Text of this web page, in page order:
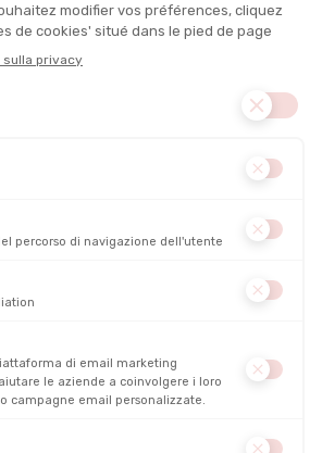
ottobre. Per un periodo dato per probabile
è in piena forma e conta di mettere a
Outdoor
Ben Kervévan
scorso (39ª posizione), si lancia su
trail del mondo
con l'obiettivo di entrare
grandi assenti sono
Katie Schide
di dolori alla schiena e alla gamba
States + UTMB nel 2025. Ecco
giocarsi la vittorianonostante un
leggenda del trail Courtney Dauwalter.